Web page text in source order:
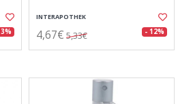
INTERAPOTHEK
4,67€ 5,33€ - 12%